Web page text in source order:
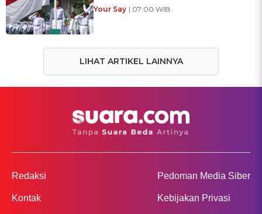
Your Say | 07:00 WIB
LIHAT ARTIKEL LAINNYA
Redaksi
Kontak
Pedoman Media Siber
Kebijakan Privasi